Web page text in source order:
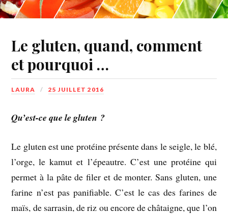
Le gluten, quand, comment
et pourquoi …
LAURA 25 JUILLET 2016
Qu’est-ce que le gluten ?
Le gluten est une protéine présente dans le seigle, le blé,
l’orge, le kamut et l’épeautre. C’est une protéine qui
permet à la pâte de filer et de monter. Sans gluten, une
farine n’est pas panifiable. C’est le cas des farines de
maïs, de sarrasin, de riz ou encore de châtaigne, que l’on